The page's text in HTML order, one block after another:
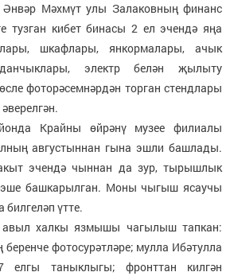
Мәхмүт улы Залаковның финанс
тузган кибет бинасы 2 ел эчендә яңа
шкафлары, янкормалары, ачык
электр белән җылыту
фоторәсемнәрдән торган стендлары
Крайны өйрәнү музее филиалы
августыннан гына эшли башлады.
эчендә чыннан да зур, тырышлык
эше башкарылган. Моны чыгыш ясаучы
үтте.
авыл халкы язмышы чагылыш тапкан:
фотосурәтләре; мулла Ибәтулла
елгы таныклыгы; фронттан килгән